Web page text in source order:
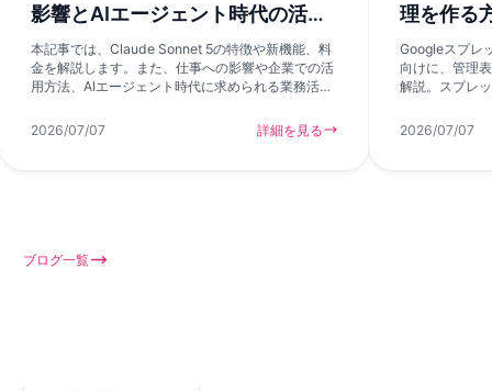
影響とAIエージェント時代の活用
方法を解説
本記事では、Claude Sonnet 5の特徴や新機能、料
金を解説します。また、仕事への影響や企業での活
用方法、AIエージェント時代に求められる業務活用
2026/07/07
詳細を見る
理を作る
選択肢
Googleスプレ
向けに、管理
解説。スプレ
ます。
2026/07/07
ブログ一覧